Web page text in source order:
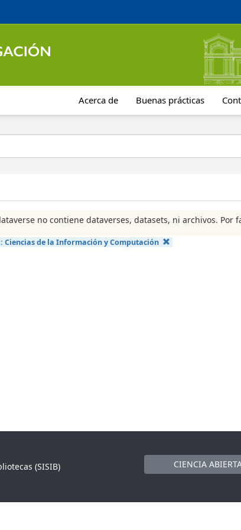
Acerca de Buenas prácticas
no contiene dataverses, datasets, ni archivos. Por
Ciencias de la Información y Computación
(SISIB)
CIENCIA